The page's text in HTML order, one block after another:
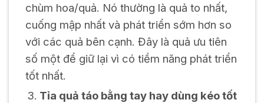
chùm hoa/quả. Nó thường là quả to nhất,
cuống mập nhất và phát triển sớm hơn so
với các quả bên cạnh. Đây là quả ưu tiên
số một để giữ lại vì có tiềm năng phát triển
tốt nhất.
Tỉa quả táo bằng tay hay dùng kéo tốt